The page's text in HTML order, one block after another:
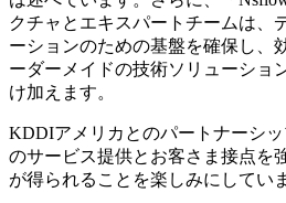
クチャとエキスパートチームは、
ーションのための基盤を確保し、
ーダーメイドの技術ソリューショ
け加えます。
KDDIアメリカとのパートナーシ
のサービス提供とお客さま接点を
が得られることを楽しみにしてい